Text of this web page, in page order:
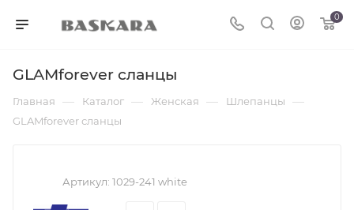
0
GLAMforever сланцы
Главная — Каталог — Женская — Шлепанцы —
GLAMforever сланцы
Артикул: 1029-241 white